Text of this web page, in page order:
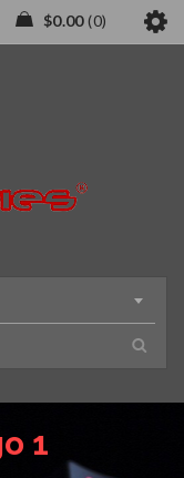
$0.00 0
1